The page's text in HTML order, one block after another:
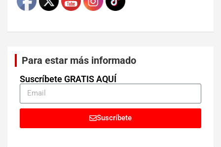
Para estar más informado
Suscríbete GRATIS AQUÍ
Suscríbete